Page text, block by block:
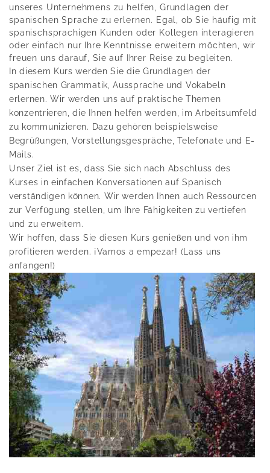
unseres Unternehmens zu helfen, Grundlagen der
spanischen Sprache zu erlernen. Egal, ob Sie häufig mit
spanischsprachigen Kunden oder Kollegen interagieren
oder einfach nur Ihre Kenntnisse erweitern möchten, wir
freuen uns darauf, Sie auf Ihrer Reise zu begleiten.
In diesem Kurs werden Sie die Grundlagen der
spanischen Grammatik, Aussprache und Vokabeln
erlernen. Wir werden uns auf praktische Themen
konzentrieren, die Ihnen helfen werden, im Arbeitsumfeld
zu kommunizieren. Dazu gehören beispielsweise
Begrüßungen, Vorstellungsgespräche, Telefonate und E-
Mails.
Unser Ziel ist es, dass Sie sich nach Abschluss des
Kurses in einfachen Konversationen auf Spanisch
verständigen können. Wir werden Ihnen auch Ressourcen
zur Verfügung stellen, um Ihre Fähigkeiten zu vertiefen
und zu erweitern.
Wir hoffen, dass Sie diesen Kurs genießen und von ihm
profitieren werden. ¡Vamos a empezar! (Lass uns
anfangen!)